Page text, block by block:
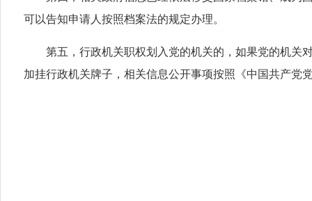
可以告知申请人按照档案法的规定办理。
第五，行政机关职权划入党的机关的，如果党的机关
加挂行政机关牌子，相关信息公开事项按照《中国共产党